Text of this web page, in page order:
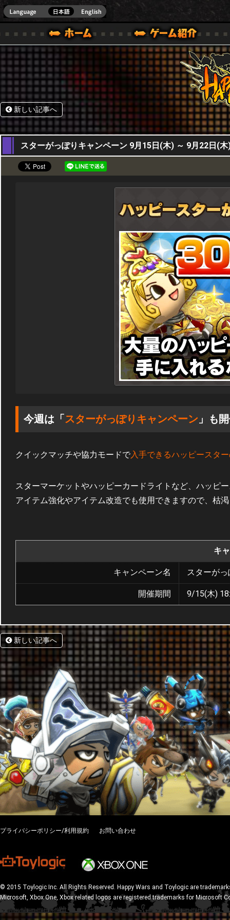
ONE VER.]
ガイド
ル｜HAPPY WARS(ハッピーウォーズ)公式サイト [ XBOX 360,XBOX ONE VER.]
サポート | HAPPY WARS(ハッピーウォーズ)公式サイ
新しい記事へ
15,09,2022
スターがっぽりキャンペーン 9月15日(木) ～ 9月22日(木
今週は「 スターがっぽりキャンペーン 」も
クイックマッチや協力モードで入手できるハッピースタ
スターマーケットやハッピーカードライトなど、ハッピ
アイテム強化やアイテム改造でも使用できますので、枯
キ
キャンペーン名 スターが
開催期間 9/15(木)
新しい記事へ
プライバシーポリシー/利用規約 お問い合わせ
© 2015 Toylogic Inc. All Rights Reserved. Happy Wars and Toylogic are
Microsoft, Xbox One, Xbox related logos are registered trademarks for Microsoft